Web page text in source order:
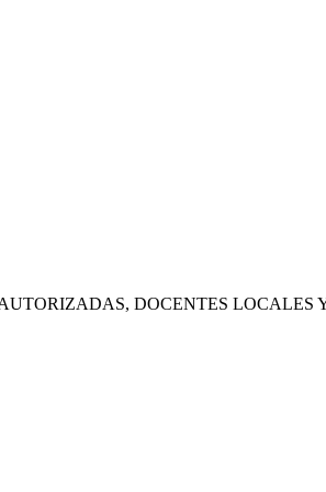
DOCENTES LOCALES